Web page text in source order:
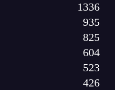
1336
935
825
604
523
426